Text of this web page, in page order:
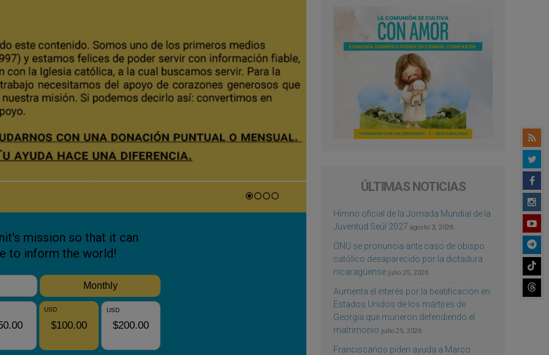
ÚLTIMAS NOTICIAS
Himno oficial de la Jornada Mundial de la
Juventud Seúl 2027 agosto 3, 2026
ONU se pronuncia ante caso de obispo
católico desaparecido por la dictadura
nicaragüense julio 25, 2026
Aumenta el interés por la beatificación en
Estados Unidos de los mártires de
Georgia que murieron defendiendo el
matrimonio julio 25, 2026
Franciscanos piden ayuda a Marco